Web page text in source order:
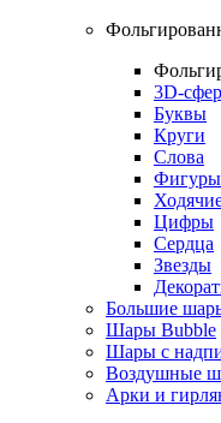
3D-
Буквы
Круги
Слова
Фигуры
Цифры
Сердца
Звезды
Большие
Шары Bubble
Шары с
Воздушные
Арки и